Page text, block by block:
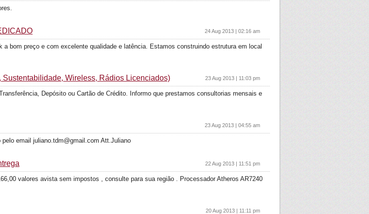
24 Aug 2013 | 02:16 am
bom preço e com excelente qualidade e latência. Estamos construindo estrutura em local
Wireless, Rádios Licenciados) 23 Aug 2013 | 11:03 pm
Depósito ou Cartão de Crédito. Informo que prestamos consultorias mensais e
23 Aug 2013 | 04:55 am
email juliano.tdm@gmail.com Att.Juliano
22 Aug 2013 | 11:51 pm
valores avista sem impostos , consulte para sua região . Processador Atheros AR7240
20 Aug 2013 | 11:11 pm